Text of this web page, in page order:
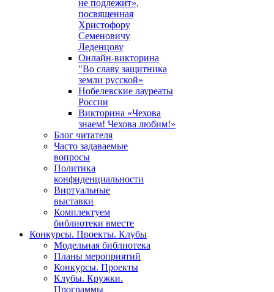
не подлежит»,
посвященная
Христофору
Семеновичу
Леденцову
Онлайн-викторина
"Во славу защитника
земли русской»
Нобелевские лауреаты
России
Викторина «Чехова
знаем! Чехова любим!»
Блог читателя
Часто задаваемые
вопросы
Политика
конфиденциальности
Виртуальные
выставки
Комплектуем
библиотеки вместе
Конкурсы. Проекты. Клубы
Модельная библиотека
Планы мероприятий
Конкурсы. Проекты
Клубы. Кружки.
Программы